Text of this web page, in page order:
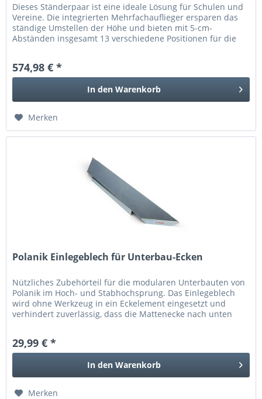
Dieses Ständerpaar ist eine ideale Lösung für Schulen und
Vereine. Die integrierten Mehrfachauflieger ersparen das
ständige Umstellen der Höhe und bieten mit 5-cm-
Abständen insgesamt 13 verschiedene Positionen für die
574,98 € *
In den Warenkorb
Merken
Polanik Einlegeblech für Unterbau-Ecken
Nützliches Zubehörteil für die modularen Unterbauten von
Polanik im Hoch- und Stabhochsprung. Das Einlegeblech
wird ohne Werkzeug in ein Eckelement eingesetzt und
verhindert zuverlässig, dass die Mattenecke nach unten
29,99 € *
In den Warenkorb
Merken